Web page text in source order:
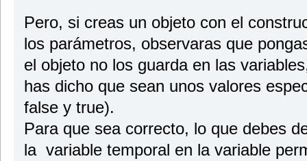
Pero, si creas un objeto con el
los parámetros, observaras que
el objeto no los guarda en las
has dicho que sean unos valores
false y true).
Para que sea correcto, lo que debes
la variable temporal en la variable